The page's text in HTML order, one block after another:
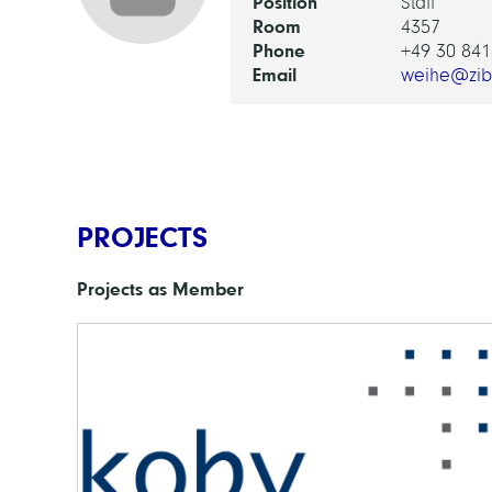
Room 4357
Phone +49 30
Email
PROJECTS
Projects as Member